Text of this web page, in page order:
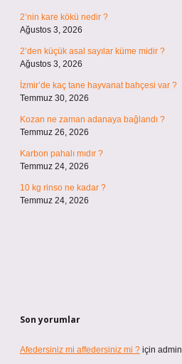
2’nin kare kökü nedir ?
Ağustos 3, 2026
2’den küçük asal sayılar küme midir ?
Ağustos 3, 2026
İzmir’de kaç tane hayvanat bahçesi var ?
Temmuz 30, 2026
Kozan ne zaman adanaya bağlandı ?
Temmuz 26, 2026
Karbon pahalı mıdır ?
Temmuz 24, 2026
10 kg rinso ne kadar ?
Temmuz 24, 2026
Son yorumlar
Afedersiniz mi affedersiniz mi ? için admin